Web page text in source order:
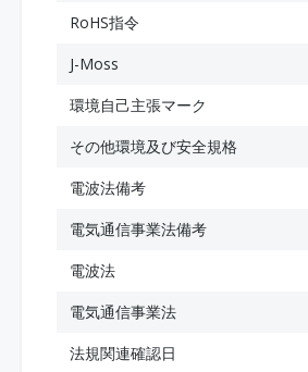
RoHS指令
J-Moss
環境自己主張マーク
その他環境及び安全規格
電波法備考
電気通信事業法備考
電波法
電気通信事業法
法規関連確認日